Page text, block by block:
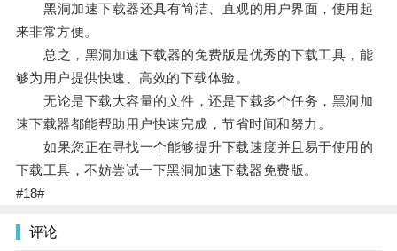
黑洞加速下载器还具有简洁、直观的用户界面，使用起
来非常方便。
总之，黑洞加速下载器的免费版是优秀的下载工具，能
够为用户提供快速、高效的下载体验。
无论是下载大容量的文件，还是下载多个任务，黑洞加
速下载器都能帮助用户快速完成，节省时间和努力。
如果您正在寻找一个能够提升下载速度并且易于使用的
下载工具，不妨尝试一下黑洞加速下载器免费版。
#18#
评论